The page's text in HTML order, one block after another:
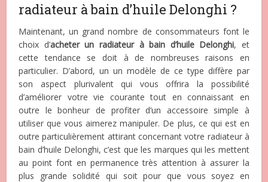
radiateur à bain d’huile Delonghi ?
Maintenant, un grand nombre de consommateurs font le
choix d’acheter un radiateur à bain d’huile Delonghi, et
cette tendance se doit à de nombreuses raisons en
particulier. D’abord, un un modèle de ce type diffère par
son aspect plurivalent qui vous offrira la possibilité
d’améliorer votre vie courante tout en connaissant en
outre le bonheur de profiter d’un accessoire simple à
utiliser que vous aimerez manipuler. De plus, ce qui est en
outre particulièrement attirant concernant votre radiateur à
bain d’huile Delonghi, c’est que les marques qui les mettent
au point font en permanence très attention à assurer la
plus grande solidité qui soit pour que vous soyez en